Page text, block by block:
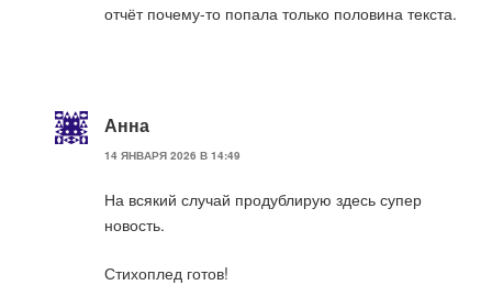
отчёт почему-то попала только половина текста.
Анна
14 ЯНВАРЯ 2026 В 14:49
На всякий случай продублирую здесь супер
новость.
Стихоплед готов!